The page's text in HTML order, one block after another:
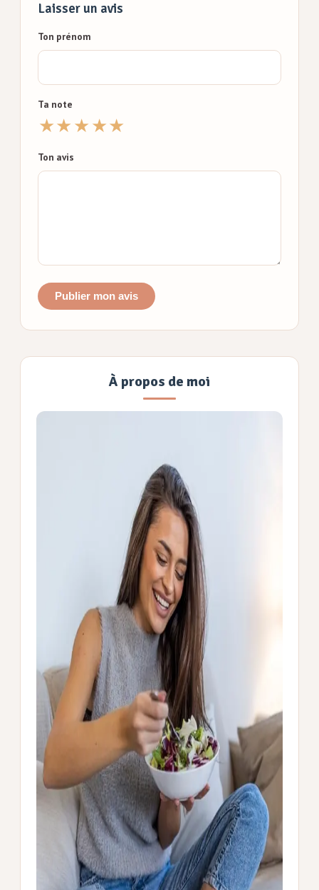
Laisser un avis
Ton prénom
Ta note
★★ ★ ★★
Ton avis
Publier mon avis
À propos de moi